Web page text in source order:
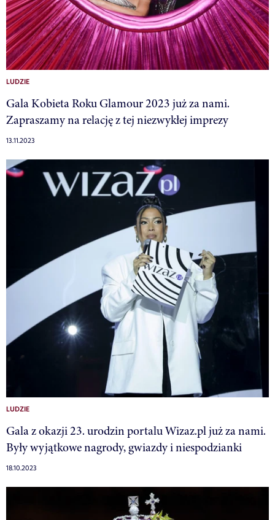
LUDZIE
Gala Kobieta Roku Glamour 2023 już za nami.
Zapraszamy na relację z tej niezwykłej imprezy
13.11.2023
LUDZIE
Gala z okazji 23. urodzin portalu Wizaz.pl już za nami.
Były wyjątkowe nagrody, gwiazdy i niespodzianki
18.10.2023